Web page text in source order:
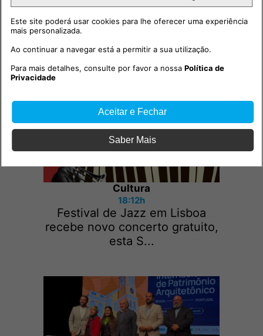
Outras notícias
Cultura
18:12h
Festival de Jazz em Lisboa
recebe novo concerto gratuito,
esta S...
Este site poderá usar cookies para lhe oferecer uma experiência
mais personalizada.
Ao continuar a navegar está a permitir a sua utilização.
Para mais detalhes, consulte por favor a nossaPolítica de
Privacidade
Aceitar e Fechar
Saber Mais